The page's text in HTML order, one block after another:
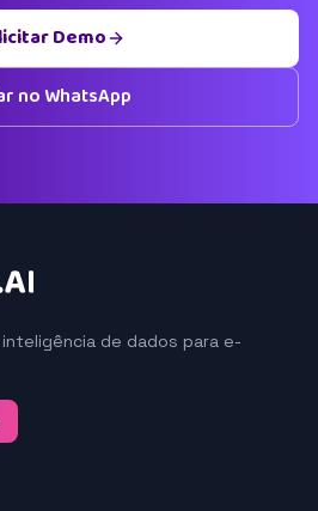
Demo
no WhatsApp
de dados para e-